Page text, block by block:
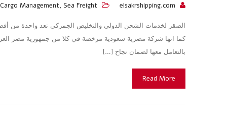
elsakrshipping.com
Cargo Management, Sea Freight
الصقر لخدمات الشحن الدولي والتخليص الجمركي تعد واحدة
كما انها شركة مصرية سعودية مرخصة في كلا من جمهورية مصر
بالتعامل معها لضمان نجاح […]
Read More